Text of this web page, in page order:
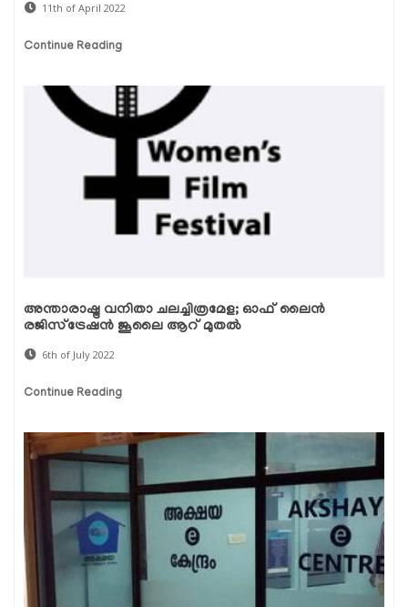
11th of April 2022
Continue Reading
അന്താരാഷ്ട്ര വനിതാ ചലച്ചിത്രമേള; ഓഫ് ലൈൻ
രജിസ്ട്രേഷൻ ജൂലൈ ആറ് മുതൽ
6th of July 2022
Continue Reading